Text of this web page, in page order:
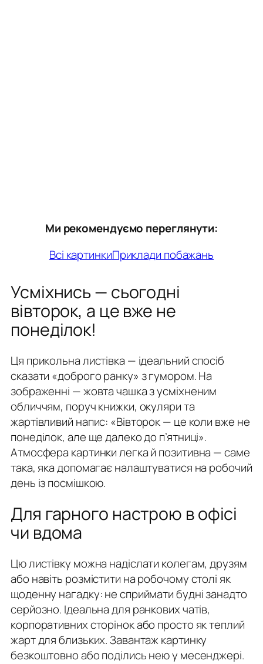
Ми рекомендуємо переглянути:
Всі картинкиПриклади побажань
Усміхнись — сьогодні
вівторок, а це вже не
понеділок!
Ця прикольна листівка — ідеальний спосіб
сказати «доброго ранку» з гумором. На
зображенні — жовта чашка з усміхненим
обличчям, поруч книжки, окуляри та
жартівливий напис: «Вівторок — це коли вже не
понеділок, але ще далеко до п’ятниці».
Атмосфера картинки легка й позитивна — саме
така, яка допомагає налаштуватися на робочий
день із посмішкою.
Для гарного настрою в офісі
чи вдома
Цю листівку можна надіслати колегам, друзям
або навіть розмістити на робочому столі як
щоденну нагадку: не сприймати будні занадто
серйозно. Ідеальна для ранкових чатів,
корпоративних сторінок або просто як теплий
жарт для близьких. Завантаж картинку
безкоштовно або поділись нею у месенджері.